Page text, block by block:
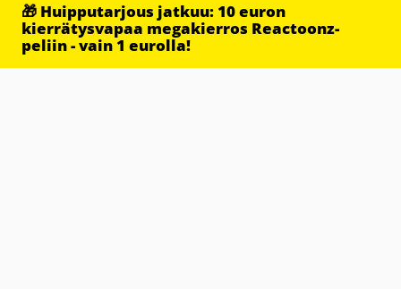
🎁 Huipputarjous jatkuu: 10 euron
kierrätysvapaa megakierros Reactoonz-
peliin - vain 1 eurolla!